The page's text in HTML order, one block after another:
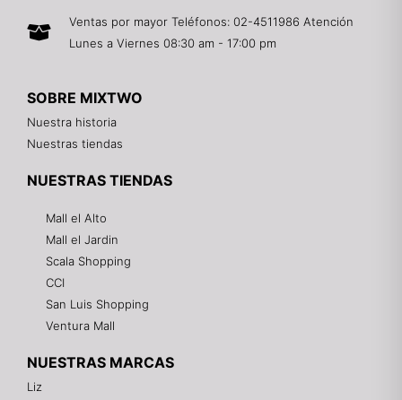
Ventas por mayor Teléfonos: 02-4511986 Atención
Lunes a Viernes 08:30 am - 17:00 pm
SOBRE MIXTWO
Nuestra historia
Nuestras tiendas
NUESTRAS TIENDAS
Mall el Alto
Mall el Jardin
Scala Shopping
CCI
San Luis Shopping
Ventura Mall
NUESTRAS MARCAS
Liz